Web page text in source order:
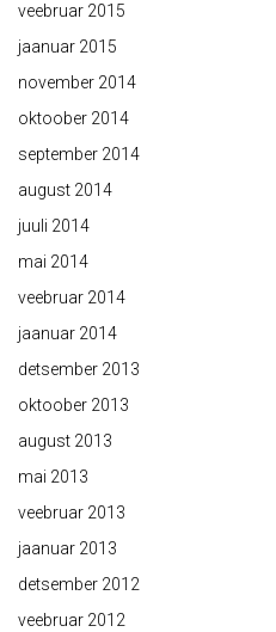
veebruar 2015
jaanuar 2015
november 2014
oktoober 2014
september 2014
august 2014
juuli 2014
mai 2014
veebruar 2014
jaanuar 2014
detsember 2013
oktoober 2013
august 2013
mai 2013
veebruar 2013
jaanuar 2013
detsember 2012
veebruar 2012